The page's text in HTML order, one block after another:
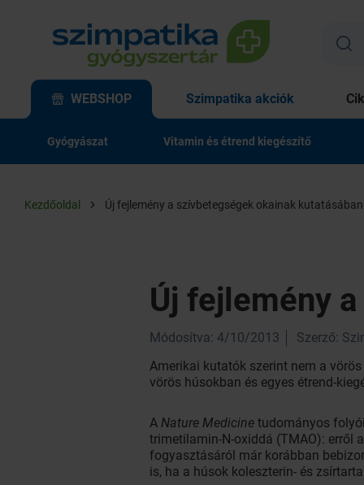
WEBSHOP Szimpatika akciók
Gyógyászat Vitamin és étrend kiegészítő
Kezdőoldal Új fejlemény a szívbetegségek okainak kutatásában
Új fejlemény
Módosítva: 4/10/2013 Szerző:
Amerikai kutatók szerint nem a
vörös húsokban és egyes étrend-
A Nature Medicine tudományos
trimetilamin-N-oxiddá (TMAO): erről
fogyasztásáról már korábban
is, ha a húsok koleszterin- és